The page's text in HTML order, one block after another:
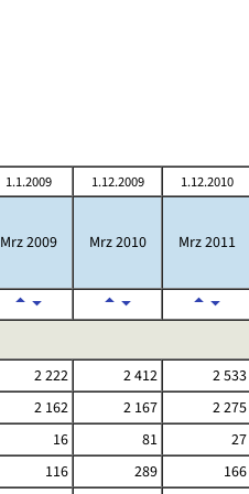
1.1.2009 1.12.2009 1.12.2010
Mrz 2009 Mrz 2010 Mrz 2011
2 222 2 412
2 533
2 162 2 167
2 275
16 81
27
116 289
166